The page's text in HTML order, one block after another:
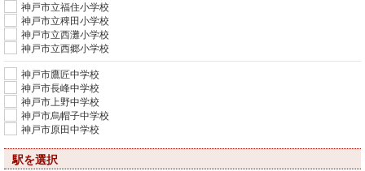
神戸市立福住小学校
神戸市立稗田小学校
神戸市立西灘小学校
神戸市立西郷小学校
神戸市鷹匠中学校
神戸市長峰中学校
神戸市上野中学校
神戸市烏帽子中学校
神戸市原田中学校
駅を選択